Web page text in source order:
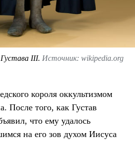
III. Источник: wikipedia.org
короля оккультизмом
После того, как Густав
что ему удалось
на его зов духом Иисуса